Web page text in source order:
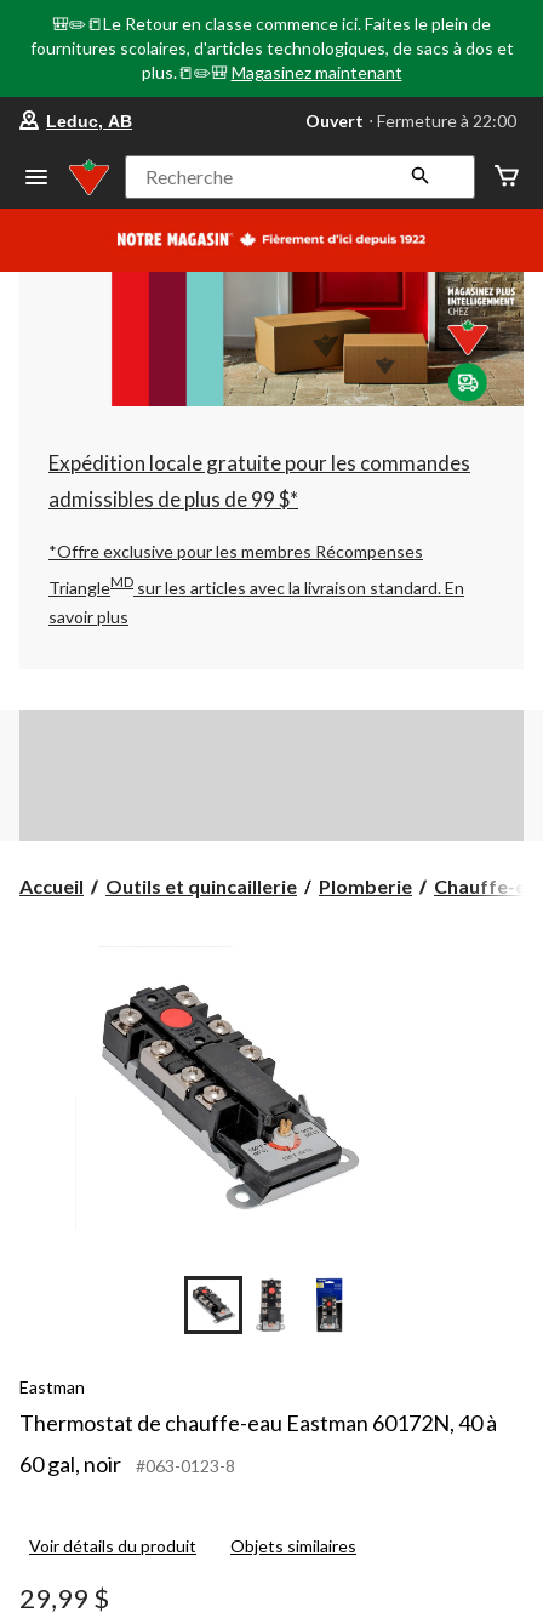
🎒✏️📒Le Retour en classe commence ici. Faites le plein de
fournitures scolaires, d'articles technologiques, de sacs à dos et
plus.📒✏️🎒 Magasinez maintenant
votre
préféré
Leduc,
AB,
courament
Fermeture
à
22:00
cliquer
pour
changer
Leduc, AB Ouvert ⋅ Fermeture à 22:00
Recherche
Expédition locale gratuite pour les commandes
admissibles de plus de 99 $*
*Offre exclusive pour les membres Récompenses
TriangleMD sur les articles avec la livraison standard.En
savoir plus
Accueil Outils et quincaillerie Plomberie Chauffe-
Eastman
Thermostat de chauffe-eau Eastman 60172N, 40 à
60 gal, noir
#063-0123-8
Voir détails du produit Objets similaires
29,99 $